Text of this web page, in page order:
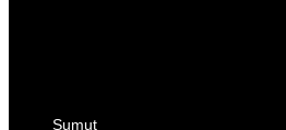
Sumut